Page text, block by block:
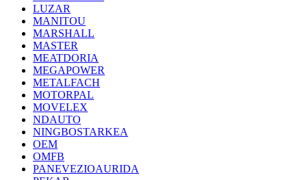
LUZAR
MANITOU
MARSHALL
MASTER
MEATDORIA
MEGAPOWER
METALFACH
MOTORPAL
MOVELEX
NDAUTO
NINGBOSTARKEA
OEM
OMFB
PANEVEZIOAURIDA